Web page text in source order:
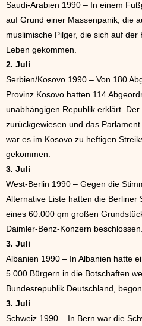
Saudi-Arabien 1990 – In einem
auf Grund einer Massenpanik, die
muslimische Pilger, die sich auf
Leben gekommen.
2. Juli
Serbien/Kosovo 1990 – Von 180
Provinz Kosovo hatten 114
unabhängigen Republik erklärt.
zurückgewiesen und das
war es im Kosovo zu heftigen
gekommen.
3. Juli
West-Berlin 1990 – Gegen die
Alternative Liste hatten die Berliner
eines 60.000 qm großen
Daimler-Benz-Konzern beschlossen.
3. Juli
Albanien 1990 – In Albanien hatte
5.000 Bürgern in die Botschaften
Bundesrepublik Deutschland,
3. Juli
Schweiz 1990 – In Bern war die